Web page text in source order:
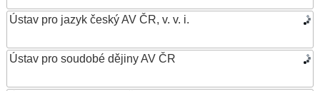
Ústav pro jazyk český AV ČR, v. v. i.
Ústav pro soudobé dějiny AV ČR